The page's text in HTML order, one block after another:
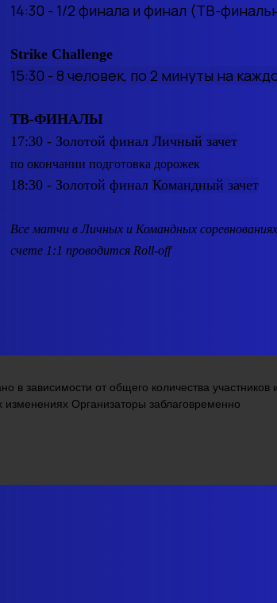
14:30 - 1/2 финала и финал (ТВ-
Strike Challenge
15:30 - 8 человек, по 2 минуты на
ТВ-ФИНАЛЫ
17:30 - Золотой финал Личный зачет
по окончании подготовка дорожек
18:30 - Золотой финал Командный зачет
Все матчи в Личных и Командных
счете 1:1 проводится Roll-off
в зависимости от общего количества участников
Организаторы заблаговременно